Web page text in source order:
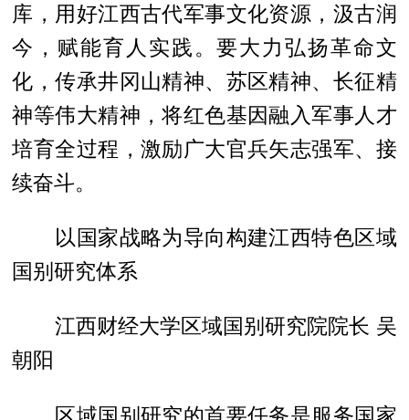
库，用好江西古代军事文化资源，汲古润
今，赋能育人实践。要大力弘扬革命文
化，传承井冈山精神、苏区精神、长征精
神等伟大精神，将红色基因融入军事人才
培育全过程，激励广大官兵矢志强军、接
续奋斗。
以国家战略为导向构建江西特色区域
国别研究体系
江西财经大学区域国别研究院院长 吴
朝阳
区域国别研究的首要任务是服务国家